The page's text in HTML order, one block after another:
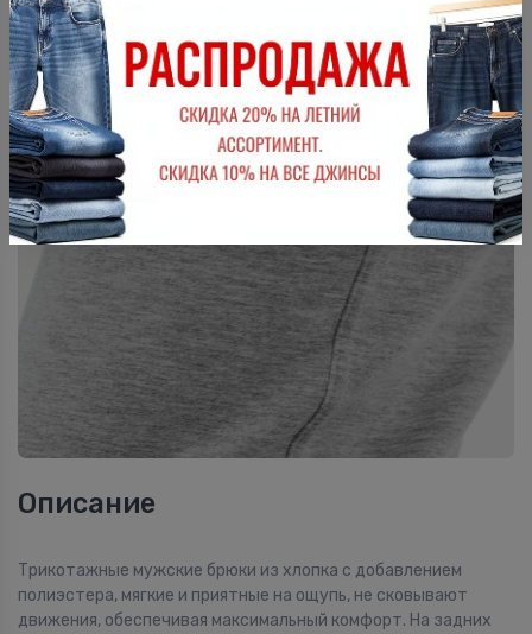
Описание
Трикотажные мужские брюки из хлопка с добавлением
полиэстера, мягкие и приятные на ощупь, не сковывают
движения, обеспечивая максимальный комфорт. На задних